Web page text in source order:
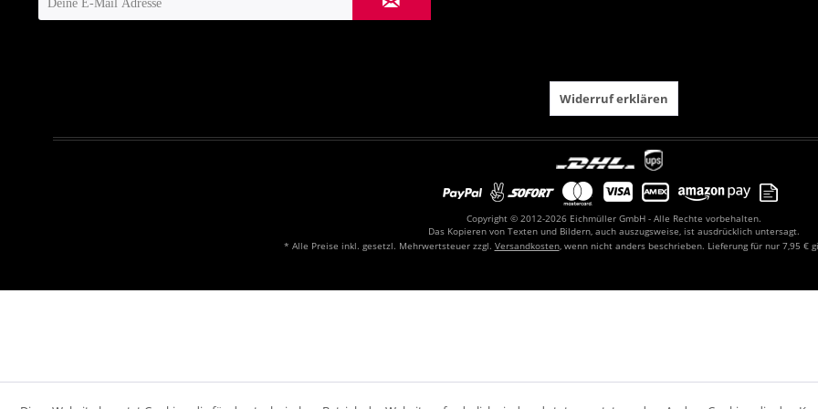
Widerruf erklären
Copyright © 2012-2026 Eichmüller GmbH - Alle Rechte vorbehalten.
Das Kopieren von Texten und Bildern, auch auszugsweise, ist ausdrücklich untersagt.
* Alle Preise inkl. gesetzl. Mehrwertsteuer zzgl. Versandkosten, wenn nicht anders beschrieben. Lieferung für nur 7,95 €